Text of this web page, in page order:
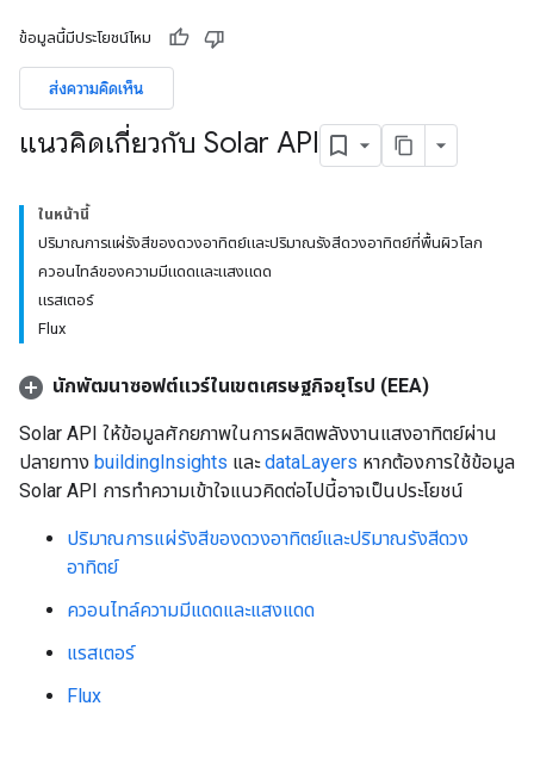
ข้อมูลนี้มีประโยชน์ไหม
ส่งความคิดเห็น
แนวคิดเกี่ยวกับ Solar API
ในหน้านี้
ปริมาณการแผ่รังสีของดวงอาทิตย์และปริมาณรังสีดวงอาทิตย์ที่พื้นผิวโลก
ควอนไทล์ของความมีแดดและแสงแดด
แรสเตอร์
Flux
นักพัฒนาซอฟต์แวร์ในเขตเศรษฐกิจยุโรป (EEA)
Solar API ให้ข้อมูลศักยภาพในการผลิตพลังงานแสงอาทิตย์ผ่าน
ปลายทาง buildingInsights และdataLayers หากต้องการใช้ข้อมูล
Solar API การทำความเข้าใจแนวคิดต่อไปนี้อาจเป็นประโยชน์
ปริมาณการแผ่รังสีของดวงอาทิตย์และปริมาณรังสีดวง
อาทิตย์
ควอนไทล์ความมีแดดและแสงแดด
แรสเตอร์
Flux